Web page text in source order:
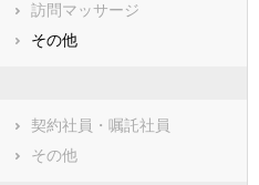
訪問マッサージ
その他
契約社員・嘱託社員
その他